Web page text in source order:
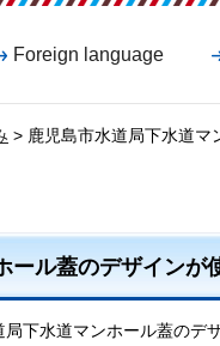
Foreign language
> 鹿児島市水道局下水道マ
ール蓋のデザインが
下水道マンホール蓋のデ